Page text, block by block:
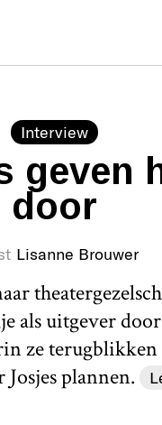
Interview
geven
door
Lisanne Brouwer
als uitgever
ze
plannen.